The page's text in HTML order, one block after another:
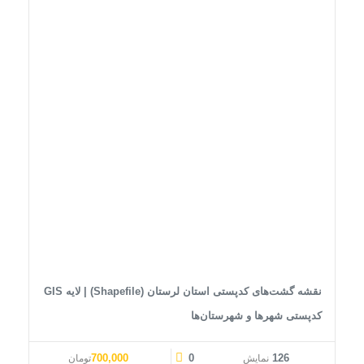
نقشه گشت‌های کدپستی استان لرستان (Shapefile) | لایه GIS
کدپستی شهرها و شهرستان‌ها
126 نمایش 0 قیمت اصلی: 1,000,000تومان بود.
700,000تومان